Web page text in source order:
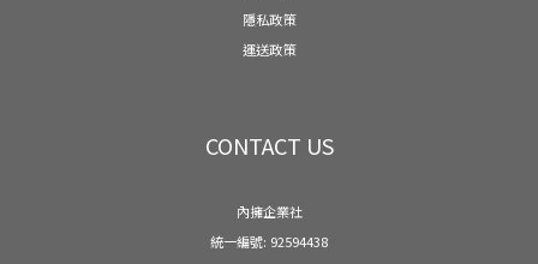
隱私政策
運送政策
CONTACT US
內擁企業社
統一編號: 92594438